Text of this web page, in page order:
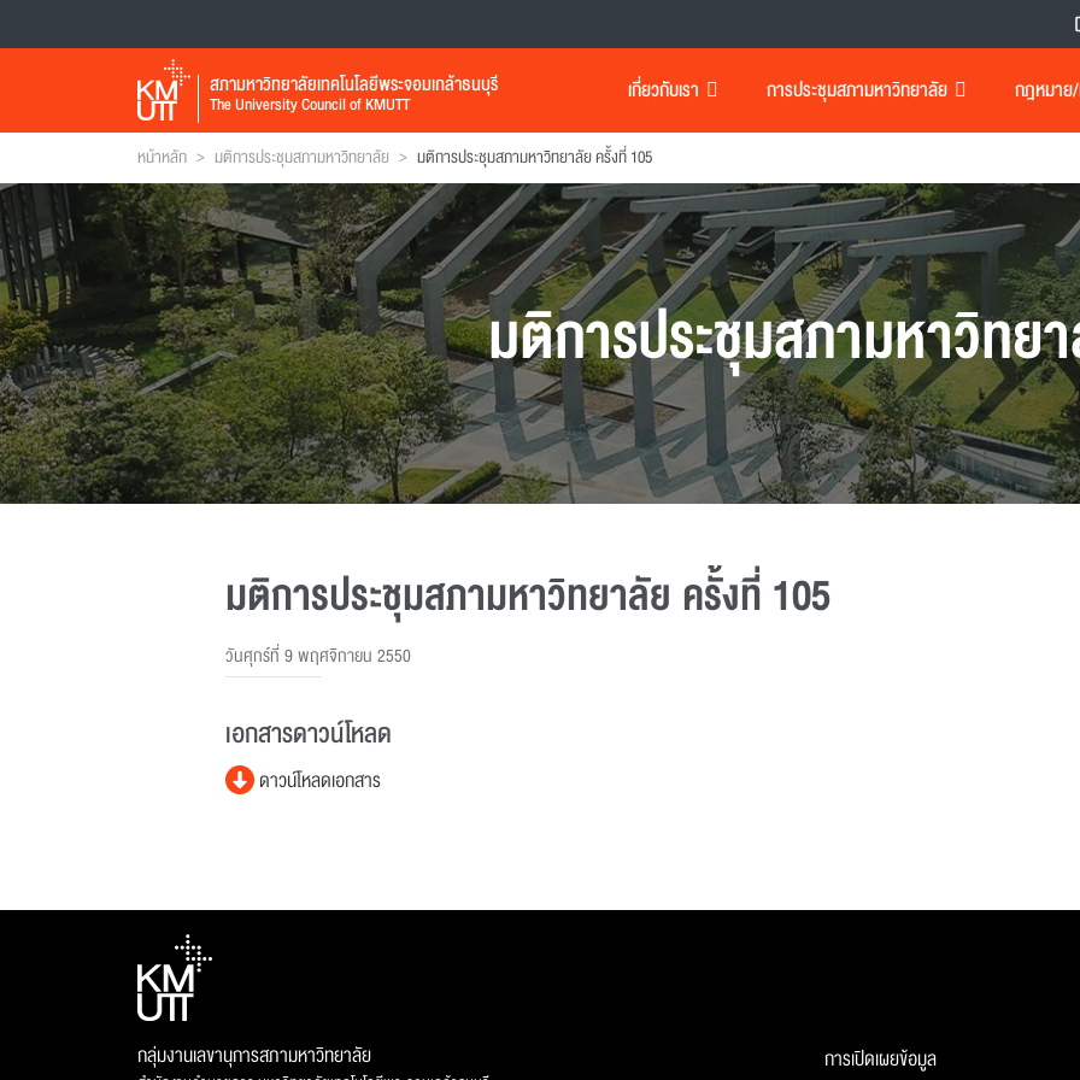
สภามหาวิทยาลัยเทคโนโลยีพระจอมเกล้าธนบุรี
The University Council of KMUTT เกี่ยวกับเรา การประชุมสภามหาวิทยาลัย กฎหมาย/
หน้าหลัก > มติการประชุมสภามหาวิทยาลัย > มติการประชุมสภามหาวิทยาลัย ครั้งที่ 105
มติการประชุมสภามหาวิทย
มติการประชุมสภามหาวิทยาลัย ครั้งที่ 105
วันศุกร์ที่ 9 พฤศจิกายน 2550
เอกสารดาวน์โหลด
ดาวน์โหลดเอกสาร
กลุ่มงานเลขานุการสภามหาวิทยาลัย การเปิดเผยข้อมูล